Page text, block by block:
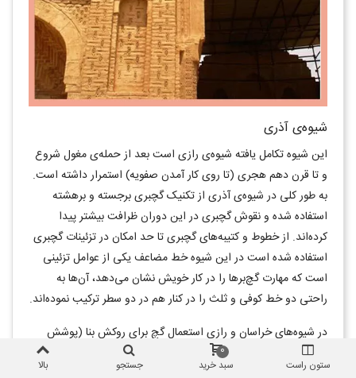
شیوه‌ی آذری
این شیوه تکامل یافته شیوه‌ی رازی است بعد از حمله‌ی مغول شروع
و تا قرن دهم هجری (تا روی کار آمدن صفویه) استمرار داشته است.
به طور کلی در شیوه‌ی آذری از تکنیک گچبری برجسته و برهشته
استفاده شده و نقوش گچبری در این دوران ظرافت بیشتر پیدا
کرده‌اند. از خطوط و کتیبه‌های گچبری تا حد امکان در تزئینات گچبری
استفاده شده است در این شیوه خط مضاعف یکی از عوامل تزئینی
است که مهارت گچ‌برها را در کار خویش نشان می‌دهد، آن‌ها به
راحتی دو خط کوفی و ثلث را در کنار هم در دو سطر ترکیب نموده‌اند.
در شیوه‌های خراسان و رازی استعمال گچ برای روکش بنا (پوشش
قسمت داخلی) نسبتا مرسوم و متداول بود، این نوع روکاری در شیوه
آذری در دوره ایلخانی به درجه‌ی کمال رسید. در بعضی ساختمان‌ها
ستون راست سبد خرید
0
جستجو بالا